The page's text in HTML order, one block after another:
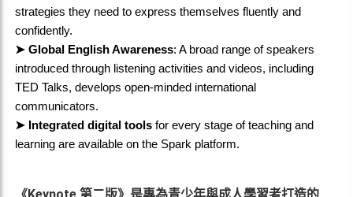
strategies they need to express themselves fluently and
confidently.
➤ Global English Awareness: A broad range of speakers
introduced through listening activities and videos, including
TED Talks, develops open-minded international
communicators.
➤ Integrated digital tools for every stage of teaching and
learning are available on the Spark platform.
《Keynote 第二版》是專為青少年與成人學習者打造的